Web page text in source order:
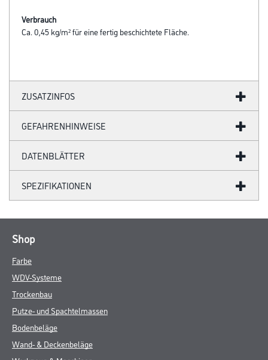
Verbrauch
Ca. 0,45 kg/m² für eine fertig beschichtete Fläche.
ZUSATZINFOS
GEFAHRENHINWEISE
DATENBLÄTTER
SPEZIFIKATIONEN
Shop
Farbe
WDV-Systeme
Trockenbau
Putze- und Spachtelmassen
Bodenbeläge
Wand- & Deckenbeläge